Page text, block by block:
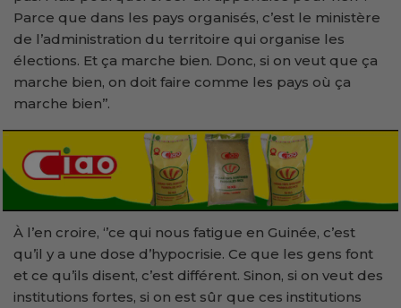
Parce que dans les pays organisés, c’est le ministère
de l’administration du territoire qui organise les
élections. Et ça marche bien. Donc, si on veut que ça
marche bien, on doit faire comme les pays où ça
marche bien’’.
À l’en croire, ‘’ce qui nous fatigue en Guinée, c’est
qu’il y a une dose d’hypocrisie. Ce que les gens font
et ce qu’ils disent, c’est différent. Sinon, si on veut des
institutions fortes, si on est sûr que ces institutions